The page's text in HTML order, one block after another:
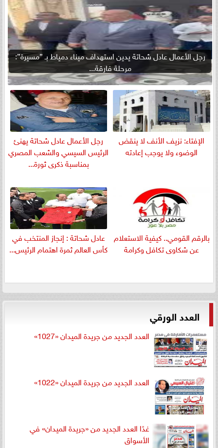
رجل الأعمال عادل شحاتة يدين استهداف ميناء دمياط بـ ”مسيرة”:
مرحلة فارقة...
الإفتاء: نزيف الأنف لا ينقض
الوضوء ولا يوجب إعادته
رجل الأعمال عادل شحاتة يهنئ
الرئيس السيسي والشعب المصري
بمناسبة ذكرى ثورة...
بالرقم القومي.. كيفية الاستعلام
عن شكاوى تكافل وكرامة
عادل شحاتة : إنجاز المنتخب في
كأس العالم ثمرة اهتمام الرئيس...
العدد الورقي
العدد الجديد من جريدة الميدان «1027»
العدد الجديد من جريدة الميدان «1022»
غدًا العدد الجديد من «جريدة الميدان» في
الأسواق